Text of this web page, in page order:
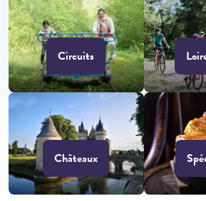
Circuits
Châteaux